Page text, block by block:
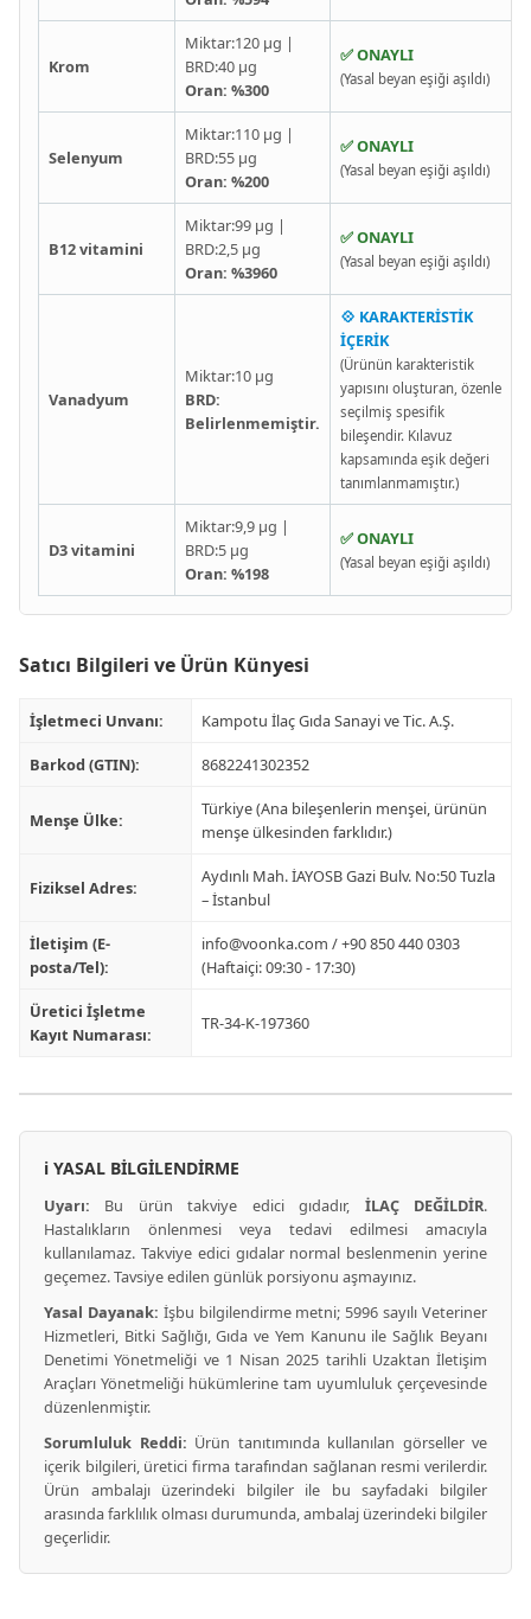
Krom
Miktar:120 µg |
BRD:40 µg
Oran: %300
✅ ONAYLI
(Yasal beyan eşiği aşıldı)
Selenyum
Miktar:110 µg |
BRD:55 µg
Oran: %200
✅ ONAYLI
(Yasal beyan eşiği aşıldı)
B12 vitamini
Miktar:99 µg |
BRD:2,5 µg
Oran: %3960
✅ ONAYLI
(Yasal beyan eşiği aşıldı)
Vanadyum
Miktar:10 µg
BRD:
Belirlenmemiştir.
💠 KARAKTERİSTİK
İÇERİK
(Ürünün karakteristik
yapısını oluşturan, özenle
seçilmiş spesifik
bileşendir. Kılavuz
kapsamında eşik değeri
tanımlanmamıştır.)
D3 vitamini
Miktar:9,9 µg |
BRD:5 µg
Oran: %198
✅ ONAYLI
(Yasal beyan eşiği aşıldı)
Satıcı Bilgileri ve Ürün Künyesi
İşletmeci Unvanı: Kampotu İlaç Gıda Sanayi ve Tic. A.Ş.
Barkod (GTIN): 8682241302352
Menşe Ülke:
Türkiye (Ana bileşenlerin menşei, ürünün
menşe ülkesinden farklıdır.)
Fiziksel Adres:
Aydınlı Mah. İAYOSB Gazi Bulv. No:50 Tuzla
– İstanbul
İletişim (E-
posta/Tel):
info@voonka.com / +90 850 440 0303
(Haftaiçi: 09:30 - 17:30)
Üretici İşletme
Kayıt Numarası:
TR-34-K-197360
ℹ️ YASAL BİLGİLENDİRME
Uyarı: Bu ürün takviye edici gıdadır, İLAÇ DEĞİLDİR.
Hastalıkların önlenmesi veya tedavi edilmesi amacıyla
kullanılamaz. Takviye edici gıdalar normal beslenmenin yerine
geçemez. Tavsiye edilen günlük porsiyonu aşmayınız.
Yasal Dayanak: İşbu bilgilendirme metni; 5996 sayılı Veteriner
Hizmetleri, Bitki Sağlığı, Gıda ve Yem Kanunu ile Sağlık Beyanı
Denetimi Yönetmeliği ve 1 Nisan 2025 tarihli Uzaktan İletişim
Araçları Yönetmeliği hükümlerine tam uyumluluk çerçevesinde
düzenlenmiştir.
Sorumluluk Reddi: Ürün tanıtımında kullanılan görseller ve
içerik bilgileri, üretici firma tarafından sağlanan resmi verilerdir.
Ürün ambalajı üzerindeki bilgiler ile bu sayfadaki bilgiler
arasında farklılık olması durumunda, ambalaj üzerindeki bilgiler
geçerlidir.